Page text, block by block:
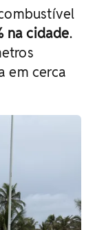
na cidade.
em cerca